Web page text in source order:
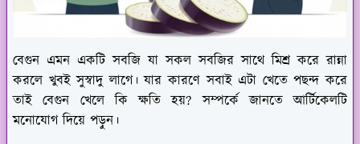
বেগুন এমন একটি সবজি যা সকল সবজির সাথে মিশ্র করে রান্না
করলে খুবই সুস্বাদু লাগে। যার কারণে সবাই এটা খেতে পছন্দ করে
তাই বেগুন খেলে কি ক্ষতি হয়? সম্পর্কে জানতে আর্টিকেলটি
মনোযোগ দিয়ে পড়ুন।